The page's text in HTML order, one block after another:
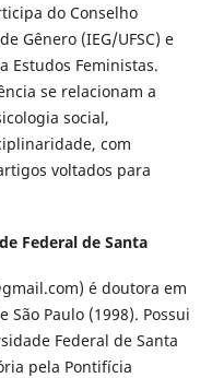
do Conselho
Gênero (IEG/UFSC) e
Estudos Feministas.
se relacionam a
social,
com
voltados para
Federal de Santa
é doutora em
Paulo (1998). Possui
Federal de Santa
pela Pontifícia